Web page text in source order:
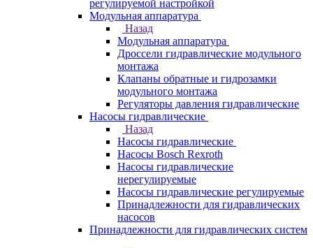
регулируемой настройкой
Модульная аппаратура
Назад
Модульная аппаратура
Дроссели гидравлические модульного
монтажа
Клапаны обратные и гидрозамки
модульного монтажа
Регуляторы давления гидравлические
Насосы гидравлические
Назад
Насосы гидравлические
Насосы Bosch Rexroth
Насосы гидравлические
нерегулируемые
Насосы гидравлические регулируемые
Принадлежности для гидравлических
насосов
Принадлежности для гидравлических систем